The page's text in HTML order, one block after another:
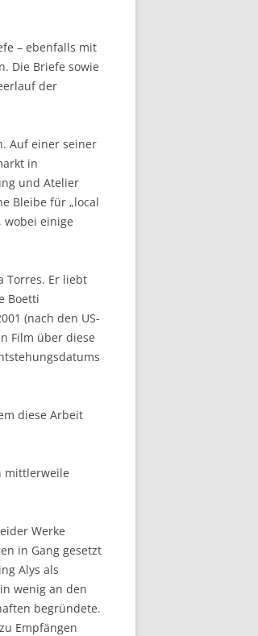
– ebenfalls mit
Die Briefe sowie
der
Auf einer seiner
in
und Atelier
Bleibe für „local
wobei einige
Torres. Er liebt
Boetti
(nach den US-
Film über diese
diese Arbeit
mittlerweile
Werke
in Gang gesetzt
Alys als
wenig an den
begründete.
Empfängen